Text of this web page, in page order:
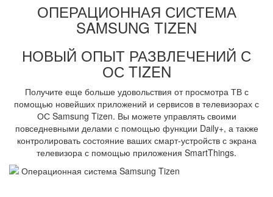
ОПЕРАЦИОННАЯ СИСТЕМА
SAMSUNG TIZEN
НОВЫЙ ОПЫТ РАЗВЛЕЧЕНИЙ С
ОС TIZEN
Получите еще больше удовольствия от просмотра ТВ с
помощью новейших приложений и сервисов в телевизорах с
ОС Samsung Tizen. Вы можете управлять своими
повседневными делами с помощью функции Daily+, а также
контролировать состояние ваших смарт-устройств с экрана
телевизора с помощью приложения SmartThings.